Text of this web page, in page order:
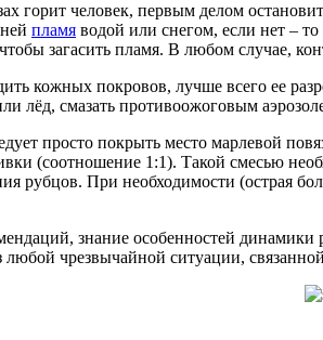
горит человек, первым делом
пламя водой или снегом, если нет –
чтобы загасить пламя. В любом случае,
кожных покровов, лучше всего ее
лёд, смазать противоожоговым
просто покрыть место марлевой
(соотношение 1:1). Такой смесью
рубцов. При необходимости (острая
знание особенностей динамики
чрезвычайной ситуации,